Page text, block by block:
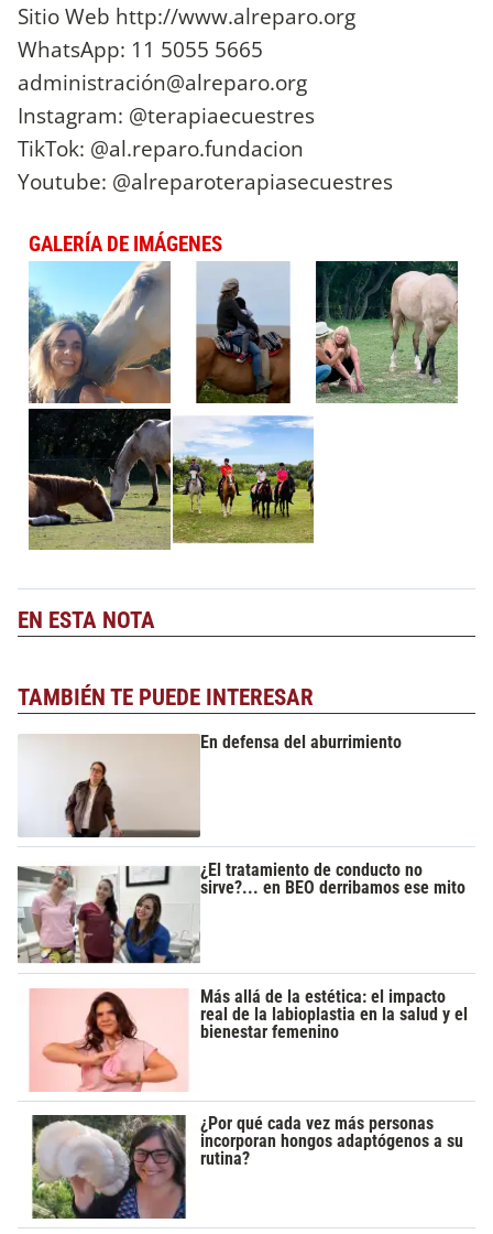
Sitio Web http://www.alreparo.org
WhatsApp: 11 5055 5665
administración@alreparo.org
Instagram: @terapiaecuestres
TikTok: @al.reparo.fundacion
Youtube: @alreparoterapiasecuestres
GALERÍA DE IMÁGENES
EN ESTA NOTA
TAMBIÉN TE PUEDE INTERESAR
En defensa del aburrimiento
¿El tratamiento de conducto no
sirve?... en BEO derribamos ese mito
Más allá de la estética: el impacto
real de la labioplastia en la salud y el
bienestar femenino
¿Por qué cada vez más personas
incorporan hongos adaptógenos a su
rutina?